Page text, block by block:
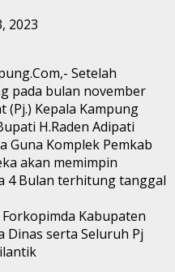
2023
Setelah
pada bulan november
(Pj.) Kepala Kampung
H.Raden Adipati
Guna Komplek Pemkab
akan memimpin
4 Bulan terhitung tanggal
Kabupaten
Dinas serta Seluruh Pj